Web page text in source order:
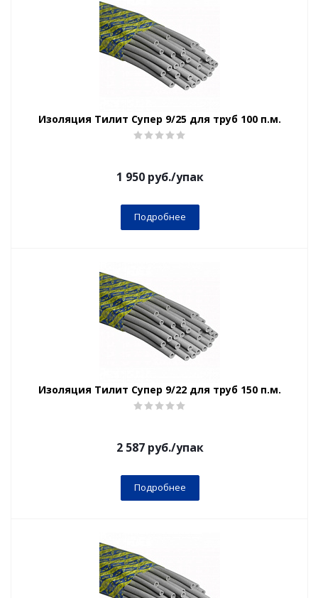
Изоляция Тилит Супер 9/25 для труб 100 п.м.
1 950руб./упак
Подробнее
Изоляция Тилит Супер 9/22 для труб 150 п.м.
2 587руб./упак
Подробнее